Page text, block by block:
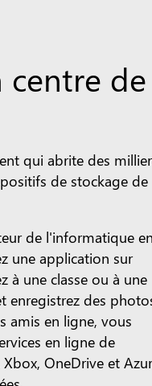
de
qui abrite des
de stockage de
de l'informatique en
une application sur
à une classe ou à une
enregistrez des
amis en ligne, vous
en ligne de
OneDrive et